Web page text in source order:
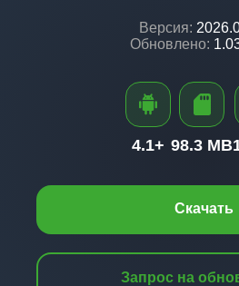
Версия:
Обновлено:
Скачать
Запрос на
4.1+ 98.3 MB